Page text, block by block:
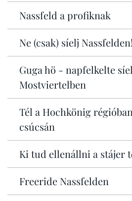
Nassfeld a profiknak
Ne (csak) síelj Nassfelden!
Guga hö - napfelkelte
Mostviertelben
Tél a Hochkönig
csúcsán
Ki tud ellenállni a stájer
Freeride Nassfelden